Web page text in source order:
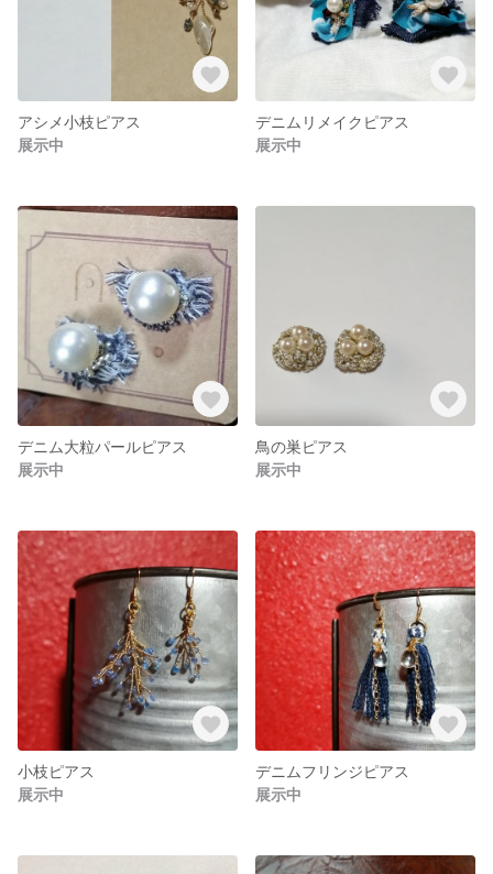
アシメ小枝ピアス
展示中
デニムリメイクピアス
展示中
デニム大粒パールピアス
展示中
鳥の巣ピアス
展示中
小枝ピアス
展示中
デニムフリンジピアス
展示中